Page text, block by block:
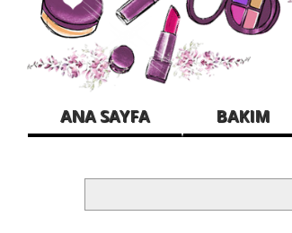
ANA SAYFA BAKIM